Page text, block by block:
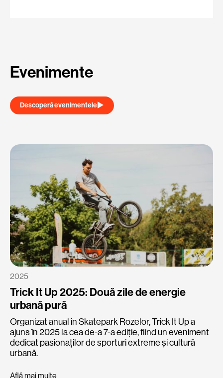
Evenimente
Descoperă evenimentele
2025
Trick It Up 2025: Două zile de energie
urbană pură
Organizat anual în Skatepark Rozelor, Trick It Up a
ajuns în 2025 la cea de-a 7-a ediție, fiind un eveniment
dedicat pasionaților de sporturi extreme și cultură
urbană.
Află mai multe